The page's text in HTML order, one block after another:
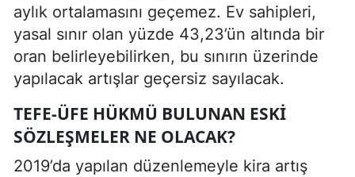
aylık ortalamasını geçemez. Ev sahipleri,
yasal sınır olan yüzde 43,23’ün altında bir
oran belirleyebilirken, bu sınırın üzerinde
yapılacak artışlar geçersiz sayılacak.
TEFE-ÜFE HÜKMÜ BULUNAN ESKI
SÖZLEŞMELER NE OLACAK?
2019’da yapılan düzenlemeyle kira artış